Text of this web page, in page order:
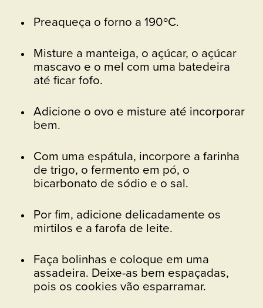
Preaqueça o forno a 190ºC.
Misture a manteiga, o açúcar, o açúcar
mascavo e o mel com uma batedeira
até ficar fofo.
Adicione o ovo e misture até incorporar
bem.
Com uma espátula, incorpore a farinha
de trigo, o fermento em pó, o
bicarbonato de sódio e o sal.
Por fim, adicione delicadamente os
mirtilos e a farofa de leite.
Faça bolinhas e coloque em uma
assadeira. Deixe-as bem espaçadas,
pois os cookies vão esparramar.